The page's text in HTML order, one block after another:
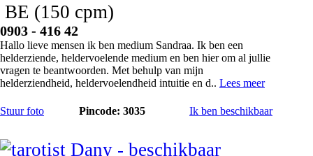
BE (150 cpm)
0903 - 416 42
Hallo lieve mensen ik ben medium Sandraa. Ik ben een
helderziende, heldervoelende medium en ben hier om al jullie
vragen te beantwoorden. Met behulp van mijn
helderziendheid, heldervoelendheid intuitie en d.. Lees meer
Stuur foto Pincode: 3035 Ik ben beschikbaar